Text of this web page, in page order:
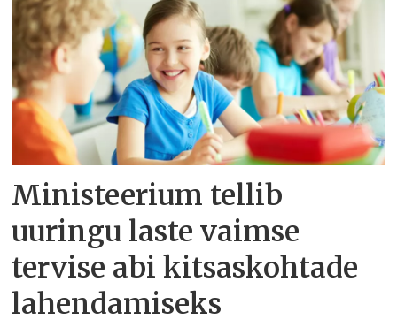
Ministeerium tellib
uuringu laste vaimse
tervise abi kitsaskohtade
lahendamiseks